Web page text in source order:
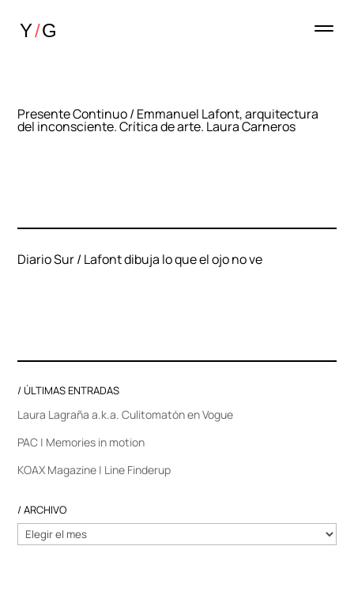
Presente Continuo / Emmanuel Lafont, arquitectura
del inconsciente. Crítica de arte. Laura Carneros
Diario Sur / Lafont dibuja lo que el ojo no ve
/ ÚLTIMAS ENTRADAS
Laura Lagraña a.k.a. Culitomatón en Vogue
PAC | Memories in motion
KOAX Magazine | Line Finderup
/ ARCHIVO